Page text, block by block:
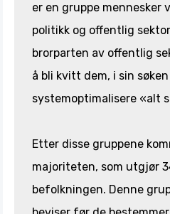
er en gruppe mennesker
politikk og offentlig
brorparten av offentlig
å bli kvitt dem, i sin
systemoptimalisere «alt
Etter disse gruppene
majoriteten, som utgjør
befolkningen. Denne